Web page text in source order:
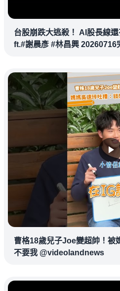
台股崩跌大逃殺！ AI股長線
ft.#謝晨彥 #林昌興
曹格18歲兒子Joe變超帥！被
不要我 @videolandnews